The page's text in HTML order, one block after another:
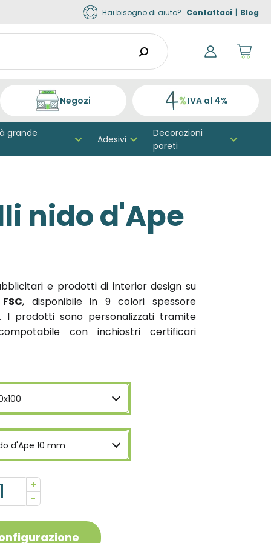
Hai bisogno di aiuto? Contattaci | Blog
in
cart
Negozi IVA al 4%
grande
Adesivi
Decorazioni
pareti
nido d'Ape
e prodotti di interior design su
, disponibile in 9 colori spessore
I prodotti sono personalizzati tramite
con inchiostri certificari
d'Ape 10 mm
+
-